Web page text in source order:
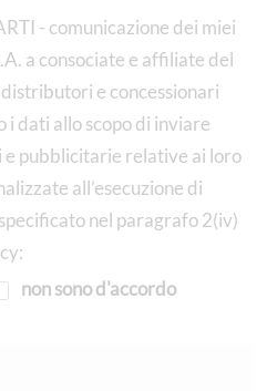
- comunicazione dei miei
a consociate e affiliate del
e concessionari
dati allo scopo di inviare
e pubblicitarie relative ai loro
all’esecuzione di
nel paragrafo 2(iv)
non sono d'accordo